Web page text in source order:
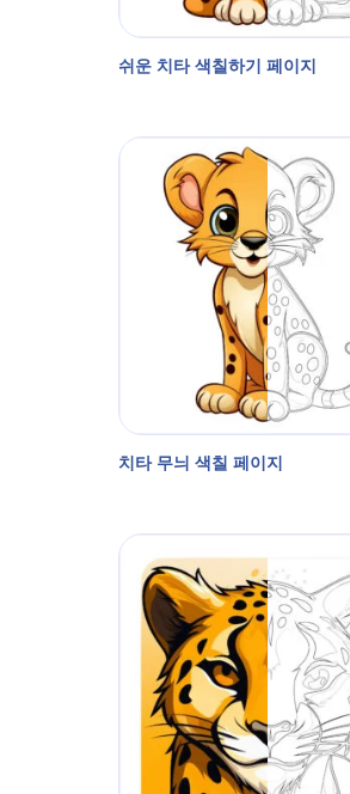
쉬운 치타 색칠하기 페이지
치타 무늬 색칠 페이지